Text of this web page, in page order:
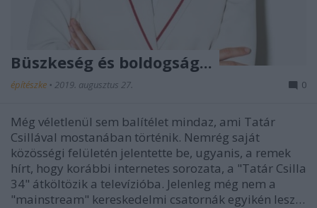
Büszkeség és boldogság...
építészke • 2019. augusztus 27. 0
Még véletlenül sem balítélet mindaz, ami Tatár
Csillával mostanában történik. Nemrég saját
közösségi felületén jelentette be, ugyanis, a remek
hírt, hogy korábbi internetes sorozata, a "Tatár Csilla
34" átköltözik a televízióba. Jelenleg még nem a
"mainstream" kereskedelmi csatornák egyikén lesz…